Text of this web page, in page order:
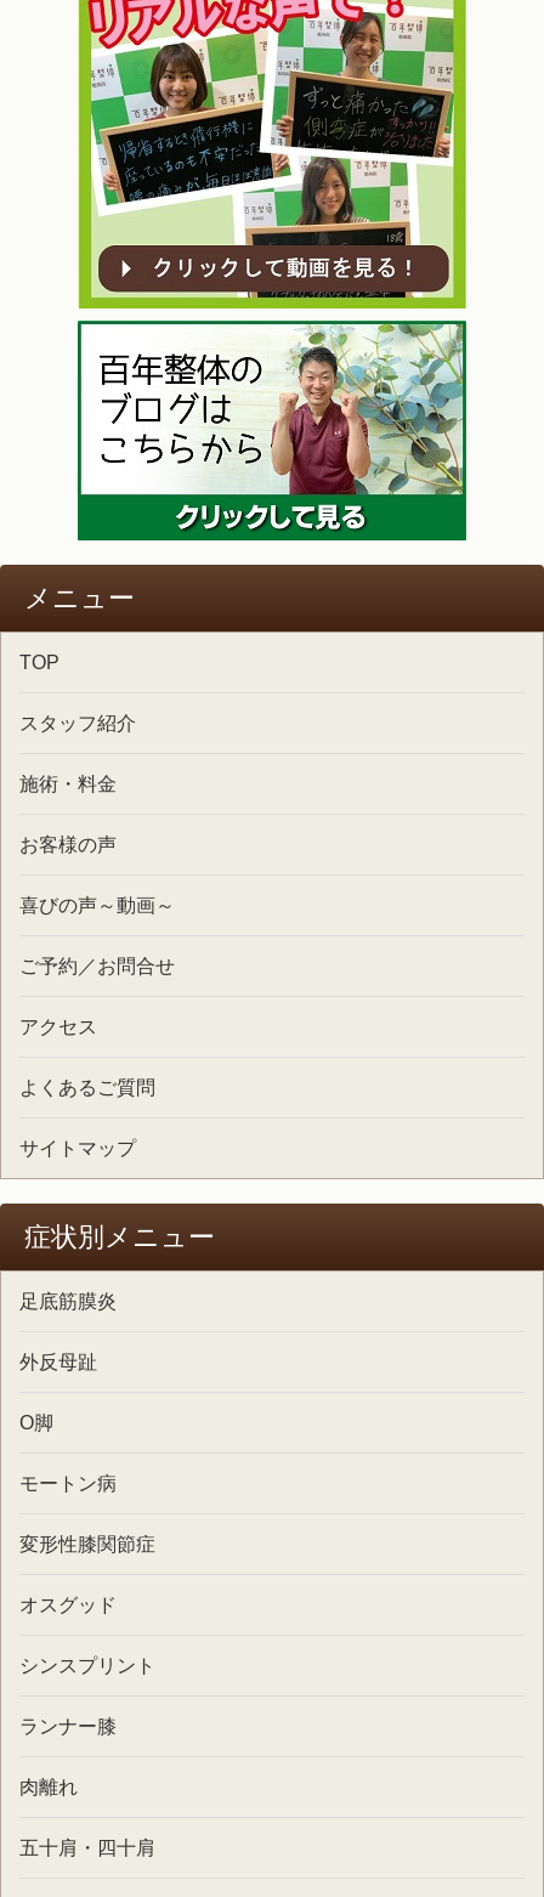
メニュー
TOP
スタッフ紹介
施術・料金
お客様の声
喜びの声～動画～
ご予約／お問合せ
アクセス
よくあるご質問
サイトマップ
症状別メニュー
足底筋膜炎
外反母趾
O脚
モートン病
変形性膝関節症
オスグッド
シンスプリント
ランナー膝
肉離れ
五十肩・四十肩